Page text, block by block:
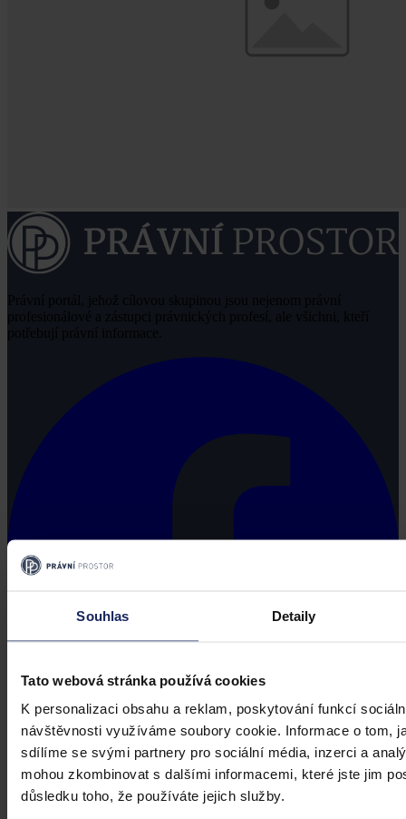
Souhlas Detaily
Tato webová stránka používá cookies
K personalizaci obsahu a reklam, poskytování funkcí
návštěvnosti využíváme soubory cookie. Informace o tom,
sdílíme se svými partnery pro sociální média, inzerci a
mohou zkombinovat s dalšími informacemi, které jste jim
důsledku toho, že používáte jejich služby.